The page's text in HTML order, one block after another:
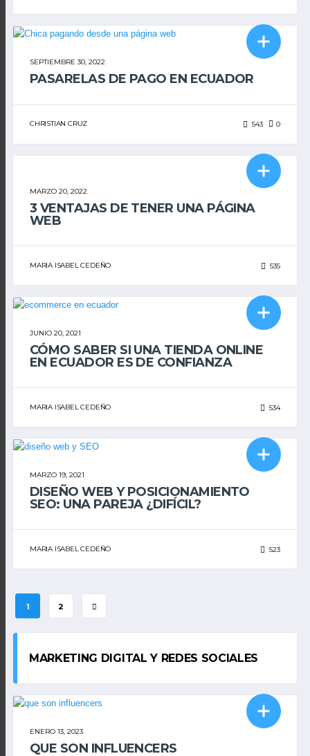
SEPTIEMBRE 30, 2022
PASARELAS DE PAGO EN ECUADOR
CHRISTIAN CRUZ 543 0
MARZO 20, 2022
3 VENTAJAS DE TENER UNA PÁGINA
WEB
MARIA ISABEL CEDEÑO 535
JUNIO 20, 2021
CÓMO SABER SI UNA TIENDA ONLINE
EN ECUADOR ES DE CONFIANZA
MARIA ISABEL CEDEÑO 534
MARZO 19, 2021
DISEÑO WEB Y POSICIONAMIENTO
SEO: UNA PAREJA ¿DIFÍCIL?
MARIA ISABEL CEDEÑO 523
1 2
MARKETING DIGITAL Y REDES SOCIALES
ENERO 13, 2023
QUE SON INFLUENCERS